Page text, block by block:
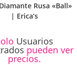
Rusa «Ball»
| Erica’s
Usuarios
pueden ver
precios.